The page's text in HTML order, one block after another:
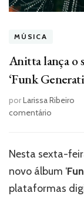
MÚSICA
Anitta lança o
‘Funk
porLarissa Ribeiro
comentário
o
álbum
Nesta sexta-
novo álbum ‘
plataformas